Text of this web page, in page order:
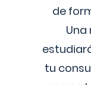
de
tu